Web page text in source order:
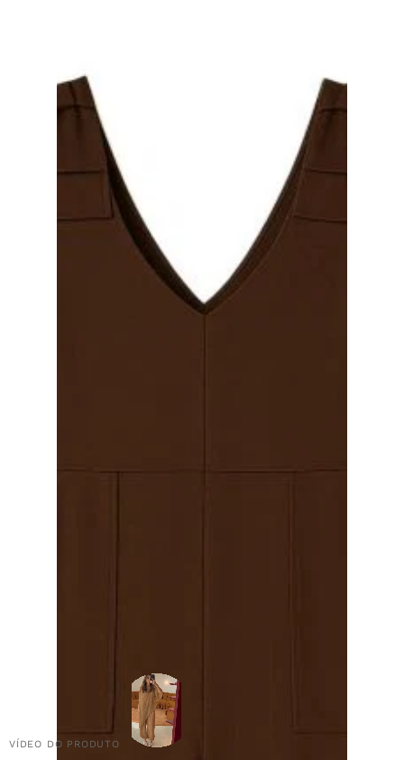
VÍDEO DO PRODUTO